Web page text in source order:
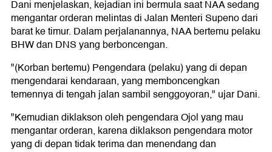
Dani menjelaskan, kejadian ini bermula saat NAA sedang
mengantar orderan melintas di Jalan Menteri Supeno dari
barat ke timur. Dalam perjalanannya, NAA bertemu pelaku
BHW dan DNS yang berboncengan.
"(Korban bertemu) Pengendara (pelaku) yang di depan
mengendarai kendaraan, yang memboncengkan
temennya di tengah jalan sambil senggoyoran," ujar Dani.
"Kemudian diklakson oleh pengendara Ojol yang mau
mengantar orderan, karena diklakson pengendara motor
yang di depan tidak terima dan menendang dan